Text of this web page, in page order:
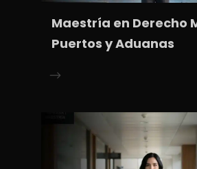
Maestría en Derecho
Puertos y Aduanas